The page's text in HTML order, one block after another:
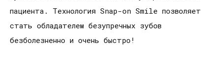
пациента. Технология Snap-on Smile позволяет
стать обладателем безупречных зубов
безболезненно и очень быстро!